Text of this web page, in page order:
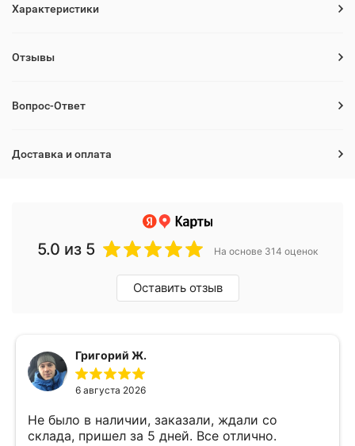
Характеристики
Отзывы
Вопрос-Ответ
Доставка и оплата